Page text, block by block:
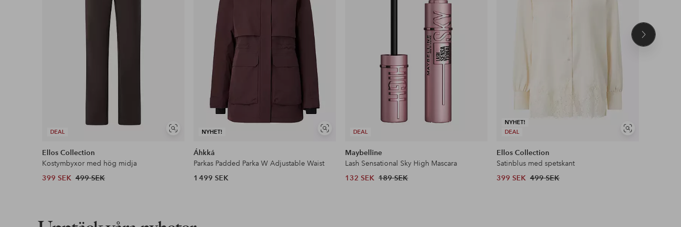
DEAL
Visa
Ellos Collection
Kostymbyxor med hög midja
399 SEK 499 SEK
NYHET!
Visa
Áhkká
Parkas Padded Parka W Adjustable Waist
1 499 SEK
DEAL
Maybelline
Lash Sensational Sky High Mascara
132 SEK 189 SEK
NYHET!
DEAL
Visa
Ellos Collection
Satinblus med spetskant
399 SEK 499 SEK
Nästa